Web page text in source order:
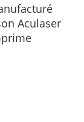
Aculaser